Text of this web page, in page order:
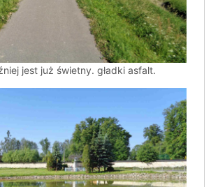
jest już świetny. gładki asfalt.